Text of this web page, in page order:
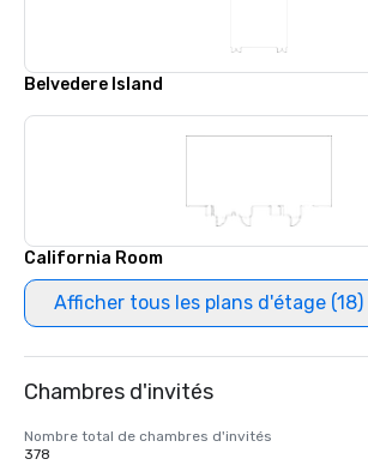
Belvedere Island
California Room
Afficher tous les plans d'étage (18)
Chambres d'invités
Nombre total de chambres d'invités
378